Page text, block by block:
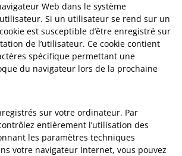
Web dans le système
Si un utilisateur se rend sur un
est susceptible d’être enregistré sur
de l’utilisateur. Ce cookie contient
spécifique permettant une
du navigateur lors de la prochaine
sur votre ordinateur. Par
entièrement l’utilisation des
les paramètres techniques
votre navigateur Internet, vous pouvez